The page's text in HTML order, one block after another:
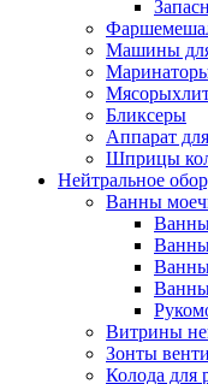
Машины для
Бликсеры
Аппарат
Шприцы
Нейтральное
Ванны
Витрины
Зонты
Колода для